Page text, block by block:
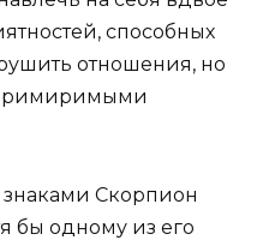
способных
отношения, но
Скорпион
бы одному из его